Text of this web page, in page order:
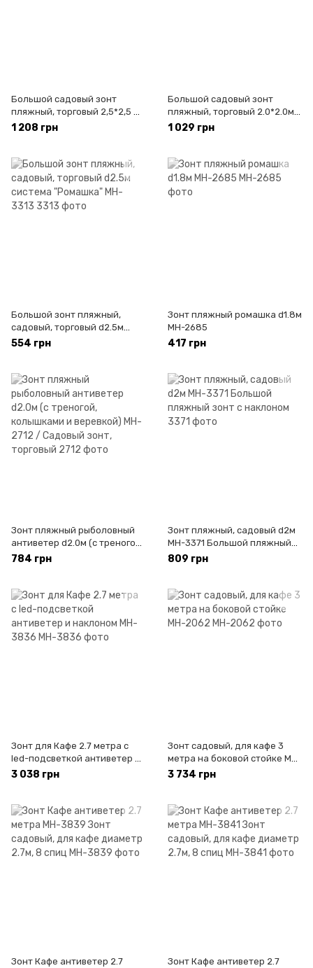
Большой садовый зонт
пляжный, торговый 2,5*2,5 м
(MH-0045)
1 208 грн
Большой садовый зонт
пляжный, торговый 2.0*2.0м,
по диагонали 3м (MH-0044)
1 029 грн
Большой зонт пляжный,
садовый, торговый d2.5м
система "Ромашка" MH-3313
554 грн
Зонт пляжный ромашка d1.8м
MH-2685
417 грн
Зонт пляжный рыболовный
антиветер d2.0м (с треногой,
колышками и веревкой) MH-
784 грн
Зонт пляжный, садовый d2м
MH-3371 Большой пляжный
зонт с наклоном
809 грн
Зонт для Кафе 2.7 метра с
led-подсветкой антиветер и
наклоном MH-3836
3 038 грн
Зонт садовый, для кафе 3
метра на боковой стойке MH-
2062
3 734 грн
Зонт Кафе антиветер 2.7
Зонт Кафе антиветер 2.7